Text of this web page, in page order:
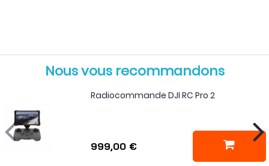
Nous vous recommandons
Radiocommande DJI RC Pro 2
999,00 €